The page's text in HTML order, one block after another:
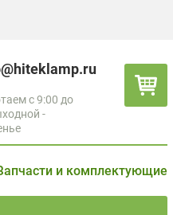
с 9:00 до
-
и комплектующие